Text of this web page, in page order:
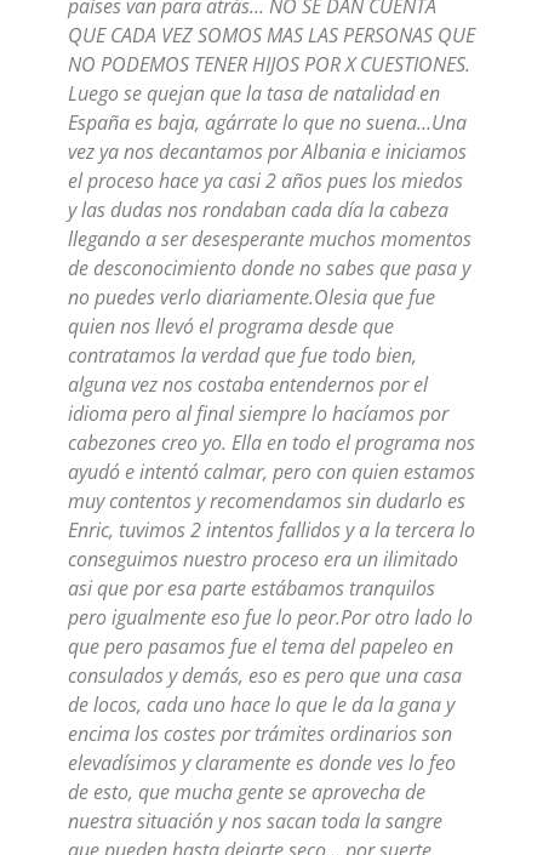
países van para atrás… NO SE DAN CUENTA
QUE CADA VEZ SOMOS MAS LAS PERSONAS QUE
NO PODEMOS TENER HIJOS POR X CUESTIONES.
Luego se quejan que la tasa de natalidad en
España es baja, agárrate lo que no suena…Una
vez ya nos decantamos por Albania e iniciamos
el proceso hace ya casi 2 años pues los miedos
y las dudas nos rondaban cada día la cabeza
llegando a ser desesperante muchos momentos
de desconocimiento donde no sabes que pasa y
no puedes verlo diariamente.Olesia que fue
quien nos llevó el programa desde que
contratamos la verdad que fue todo bien,
alguna vez nos costaba entendernos por el
idioma pero al final siempre lo hacíamos por
cabezones creo yo. Ella en todo el programa nos
ayudó e intentó calmar, pero con quien estamos
muy contentos y recomendamos sin dudarlo es
Enric, tuvimos 2 intentos fallidos y a la tercera lo
conseguimos nuestro proceso era un ilimitado
asi que por esa parte estábamos tranquilos
pero igualmente eso fue lo peor.Por otro lado lo
que pero pasamos fue el tema del papeleo en
consulados y demás, eso es pero que una casa
de locos, cada uno hace lo que le da la gana y
encima los costes por trámites ordinarios son
elevadísimos y claramente es donde ves lo feo
de esto, que mucha gente se aprovecha de
nuestra situación y nos sacan toda la sangre